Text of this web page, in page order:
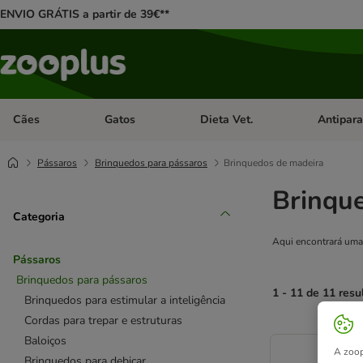
ENVIO GRÁTIS a partir de 39€**
Cães Abrir menu de categoria: Cães
Gatos Abrir menu de categoria: Gatos
Dieta Vet. Abrir
Pássaros Brinquedos para pássaros Brinquedos de madeira
Categoria
Pássaros
Brinquedos para pássaros
Brinquedos para estimular a inteligência
Cordas para trepar e estruturas
Baloiços
Aqui encontrará
1 - 11 de 11
product items
A